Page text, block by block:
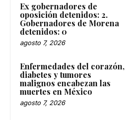
Ex gobernadores de
oposición detenidos: 2.
Gobernadores de Morena
detenidos: 0
agosto 7, 2026
Enfermedades del corazón,
diabetes y tumores
malignos encabezan las
muertes en México
agosto 7, 2026